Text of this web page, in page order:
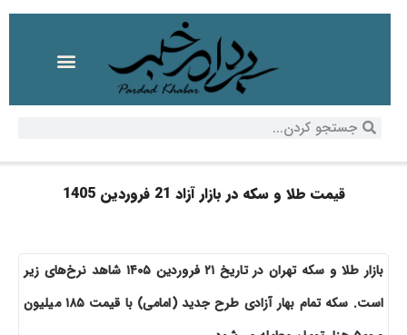
قیمت طلا و سکه در بازار آزاد 21 فروردین 1405
بازار طلا و سکه تهران در تاریخ ۲۱ فروردین ۱۴۰۵ شاهد نرخ‌های زیر
است. سکه تمام بهار آزادی طرح جدید (امامی) با قیمت ۱۸۵ میلیون